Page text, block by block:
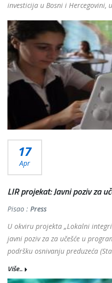
investicija u Bosni i Hercegovini,
Više...
17
Apr
LIR projekat: Javni poziv za
Pisao : Press
U okviru projekta „Lokalni
javni poziv za za učešće u
podršku osnivanju preduzeća
Više...